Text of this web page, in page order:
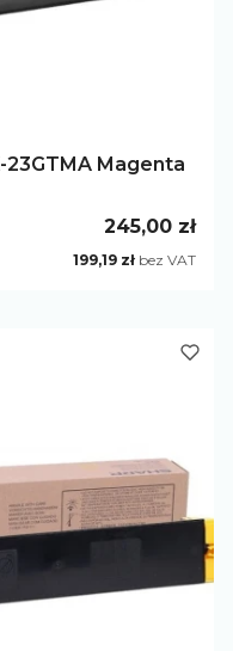
Magenta
Cena
245,00 zł
Cena
199,19 zł bez VAT